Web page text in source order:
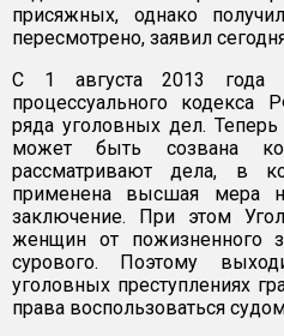
присяжных, однако
пересмотрено, заявил
С 1 августа 2013 года
процессуального кодекса
ряда уголовных дел.
может быть созвана
рассматривают дела, в
применена высшая мера
заключение. При этом
женщин от пожизненного
сурового. Поэтому
уголовных преступлениях
права воспользоваться